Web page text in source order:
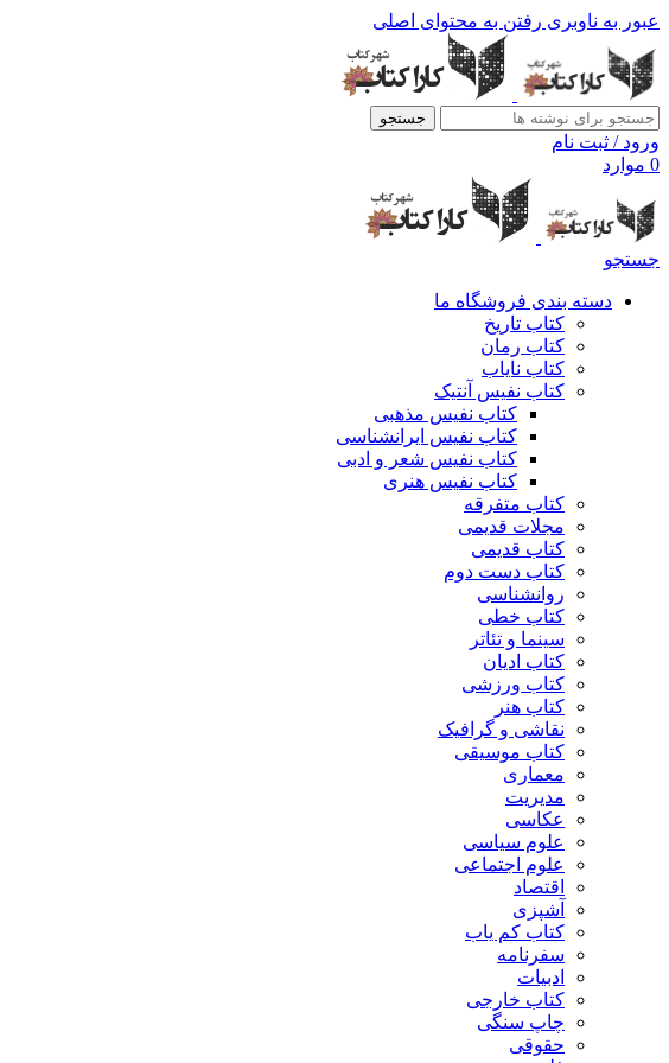
عبور به ناوبری رفتن به محتوای اصلی
جستجو
ورود / ثبت نام
0 موارد
جستجو
دسته بندی فروشگاه ما
کتاب تاریخ
کتاب رمان
کتاب نایاب
کتاب نفیس آنتیک
کتاب نفیس مذهبی
کتاب نفیس ایرانشناسی
کتاب نفیس شعر و ادبی
کتاب نفیس هنری
کتاب متفرقه
مجلات قدیمی
کتاب قدیمی
کتاب دست دوم
روانشناسی
کتاب خطی
سینما و تئاتر
کتاب ادیان
کتاب ورزشی
کتاب هنر
نقاشی و گرافیک
کتاب موسیقی
معماری
مدیریت
عکاسی
علوم سیاسی
علوم اجتماعی
اقتصاد
آشپزی
کتاب کم یاب
سفرنامه
ادبیات
کتاب خارجی
چاپ سنگی
حقوقی